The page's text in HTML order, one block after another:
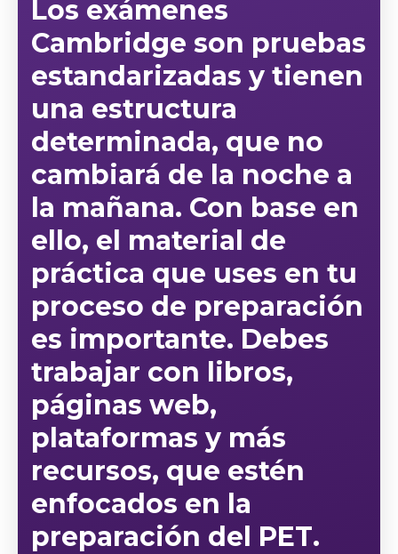
Los exámenes
Cambridge son pruebas
estandarizadas y tienen
una estructura
determinada, que no
cambiará de la noche a
la mañana. Con base en
ello, el material de
práctica que uses en tu
proceso de preparación
es importante. Debes
trabajar con libros,
páginas web,
plataformas y más
recursos, que estén
enfocados en la
preparación del PET.